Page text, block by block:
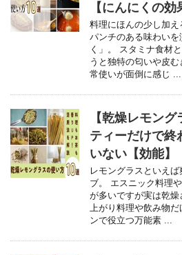
【にんにくの効
料理にほんの少し加え
パンチのある味わい
く」。 スタミナ食材
うと独特の匂いや皮
常使いが面倒に感じ ...
【乾燥レモン
ティーだけで終
いない【効能】
レモングラスといえ
ブ。 エスニック料理
が多いですが実は乾燥
上がり料理や飲み物
ンで役立つ万能素 ...